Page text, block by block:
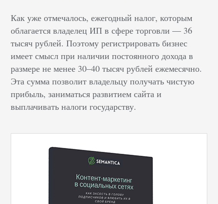
Как уже отмечалось, ежегодный налог, которым
облагается владелец ИП в сфере торговли — 36
тысяч рублей. Поэтому регистрировать бизнес
имеет смысл при наличии постоянного дохода в
размере не менее 30–40 тысяч рублей ежемесячно.
Эта сумма позволит владельцу получать чистую
прибыль, заниматься развитием сайта и
выплачивать налоги государству.